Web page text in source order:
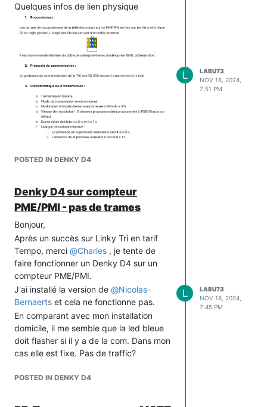
Quelques infos de lien physique
POSTED IN DENKY D4
L
LABU73
NOV 18, 2024,
7:51 PM
Denky D4 sur compteur
PME/PMI - pas de trames
Bonjour,
Après un succès sur Linky Tri en tarif
Tempo, merci @Charles , je tente de
faire fonctionner un Denky D4 sur un
compteur PME/PMI.
J'ai installé la version de @Nicolas-
Bernaerts et cela ne fonctionne pas.
En comparant avec mon installation
domicile, il me semble que la led bleue
doit flasher si il y a de la com. Dans mon
cas elle est fixe. Pas de traffic?
Je vois avec Enedis pour être certain
POSTED IN DENKY D4
L
LABU73
NOV 18, 2024,
7:45 PM